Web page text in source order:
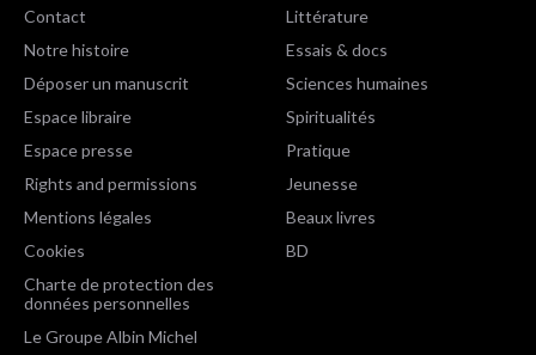
Contact
Notre histoire
Déposer un manuscrit
Espace libraire
Espace presse
Rights and permissions
Mentions légales
Cookies
Charte de protection des
données personnelles
Le Groupe Albin Michel
Littérature
Essais & docs
Sciences humaines
Spiritualités
Pratique
Jeunesse
Beaux livres
BD